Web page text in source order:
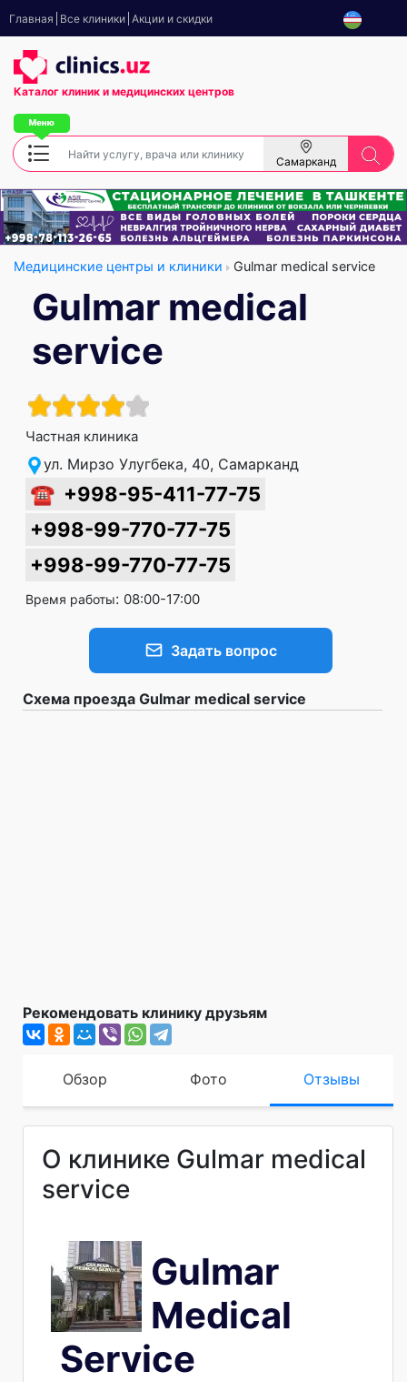
Главная Все клиники Акции и скидки
Каталог клиник и медицинских центров
Самарканд
Медицинские центры и клиники Gulmar medical service
Gulmar medical
service
Частная клиника
ул. Мирзо Улугбека, 40, Самарканд
☎ +998-95-411-77-75
+998-99-770-77-75
+998-99-770-77-75
Время работы: 08:00-17:00
Задать вопрос
Схема проезда Gulmar medical service
Рекомендовать клинику друзьям
Обзор Фото Отзывы
О клинике Gulmar medical
service
Gulmar
Medical
Service